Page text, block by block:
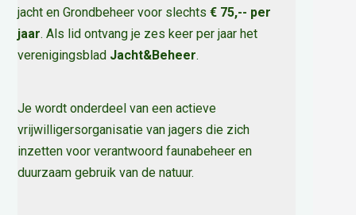
jacht en Grondbeheer voor slechts€ 75,-- per
jaar. Als lid ontvang je zes keer per jaar het
verenigingsblad Jacht&Beheer.
Je wordt onderdeel van een actieve
vrijwilligersorganisatie van jagers die zich
inzetten voor verantwoord faunabeheer en
duurzaam gebruik van de natuur.